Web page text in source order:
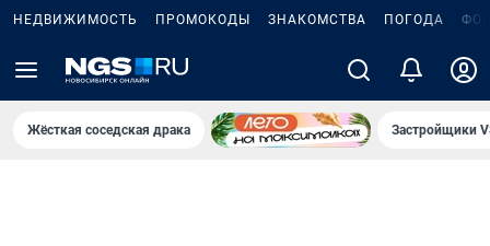
НЕДВИЖИМОСТЬ ПРОМОКОДЫ ЗНАКОМСТВА ПОГОДА
Жёсткая соседская драка Застройщики